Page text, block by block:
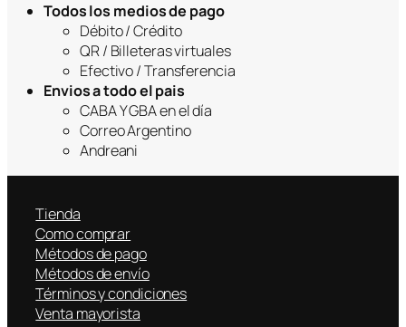
Todos los medios de pago
Débito / Crédito
QR / Billeteras virtuales
Efectivo / Transferencia
Envios a todo el pais
CABA Y GBA en el día
Correo Argentino
Andreani
Tienda
Como comprar
Métodos de pago
Métodos de envío
Términos y condiciones
Venta mayorista